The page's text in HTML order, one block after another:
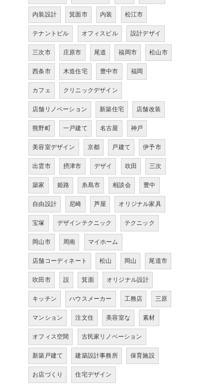
内装設計 箕面市 内装 松江市
テナントビル オフィスビル 設計デザイ
三次市 庄原市 尾道 福岡市 松山市
西条市 木造住宅 豊中市 福岡
カフェ クリニックデザイン
店舗リノベーション 新築住宅 店舗改装
熊野町 一戸建て 名古屋 神戸
美容室デザイン 京都 戸建て 伊予市
出雲市 摂津市 デザイ 吹田 三次
築家 姫路 糸島市 相談会 豊中
自由設計 尼崎 芦屋 オリジナル家具
宝塚 デザインテクニック テクニック
岡山市 周南 マイホーム
店舗コーディネート 松山 岡山 尾道市
吹田市 設 箕面 オリジナル設計
キッチン ハウスメーカー 工務店 三原
マンション 注文住 美容室な 素材
オフィス空間 古民家リノベーション
新築戸建て 建築設計事務所 保育施設
お店づくり 住宅デザイン